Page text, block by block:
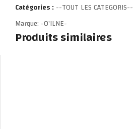
Catégories :--TOUT LES CATEGORIS--
Marque: -O'ILNE-
Produits similaires